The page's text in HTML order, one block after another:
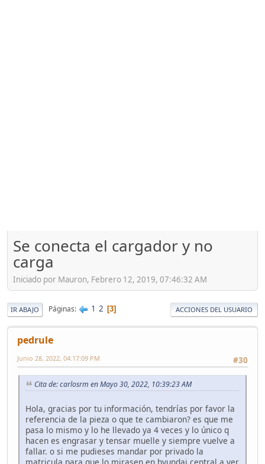
Se conecta el cargador y no
carga
Iniciado por Mauron, Febrero 12, 2019, 07:46:32 AM
IR ABAJO Páginas 1 2 3 ACCIONES DEL USUARIO
pedrule
#30
Junio 28, 2022, 04:17:09 PM
Cita de: carlosrm en Mayo 30, 2022, 10:39:23 AM
Hola, gracias por tu información, tendrías por favor la
referencia de la pieza o que te cambiaron? es que me
pasa lo mismo y lo he llevado ya 4 veces y lo único q
hacen es engrasar y tensar muelle y siempre vuelve a
fallar. o si me pudieses mandar por privado la